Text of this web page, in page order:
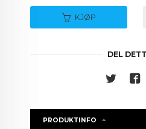
KJØP
DEL
PRODUKTINFO